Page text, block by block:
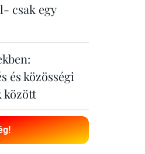
csak egy
és közösségi
között